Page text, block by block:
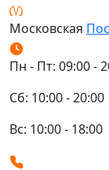
Московская
Пн - Пт: 09:00 -
Сб: 10:00 - 20:00
Вс: 10:00 - 18:00